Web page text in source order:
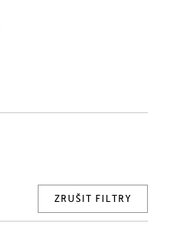
ZRUŠIT FILTRY